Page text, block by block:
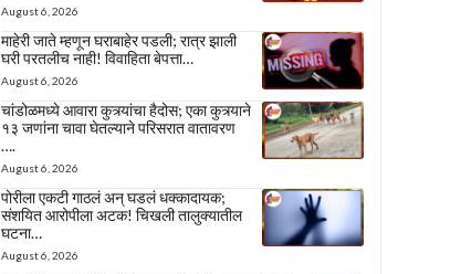
August 6, 2026
माहेरी जाते म्हणून घराबाहेर पडली; रात्र झाली
घरी परतलीच नाही! विवाहिता बेपत्ता…
August 6, 2026
चांडोळमध्ये आवारा कुत्र्यांचा हैदोस; एका कुत्र्याने
१३ जणांना चावा घेतल्याने परिसरात वातावरण
….
August 6, 2026
पोरीला एकटी गाठलं अन् घडलं धक्कादायक;
संशयित आरोपीला अटक! चिखली तालुक्यातील
घटना…
August 6, 2026